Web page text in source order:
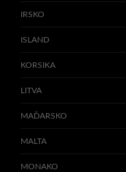
IRSKO
ISLAND
KORSIKA
LITVA
MAĎARSKO
MALTA
MONAKO